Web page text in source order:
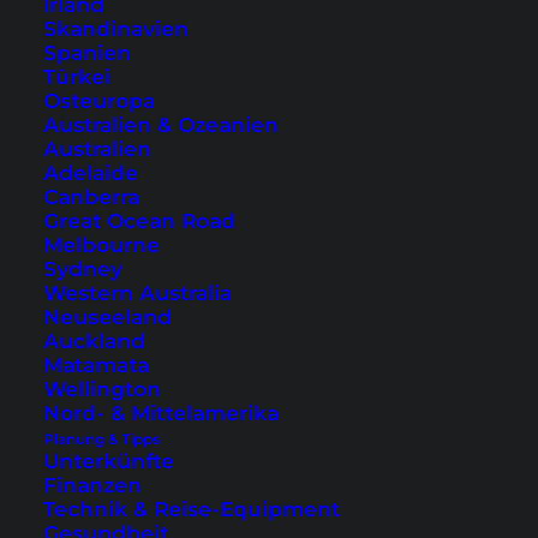
Irland
Skandinavien
Spanien
Türkei
Osteuropa
Australien & Ozeanien
Australien
Adelaide
Canberra
Great Ocean Road
Melbourne
Sydney
Western Australia
Neuseeland
Auckland
Matamata
Wellington
Nord- & Mittelamerika
Planung & Tipps
Unterkünfte
Finanzen
Technik & Reise-Equipment
Gesundheit
einen angenehmen Schlaf.
Swimmingpool, Zimmer und Restaurant des
(Fotos mit freundlicher Genehmigung vom Amari Koh Samui)
Wenn du weitere Hotels auf Koh Samui, auch an
anderen Orten wie Lamai, Maenam oder Bophut
suchst, dann schaue am besten in diese
Übersicht.